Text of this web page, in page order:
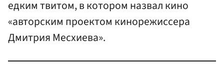
едким твитом, в котором назвал кино
«авторским проектом кинорежиссера
Дмитрия Месхиева».